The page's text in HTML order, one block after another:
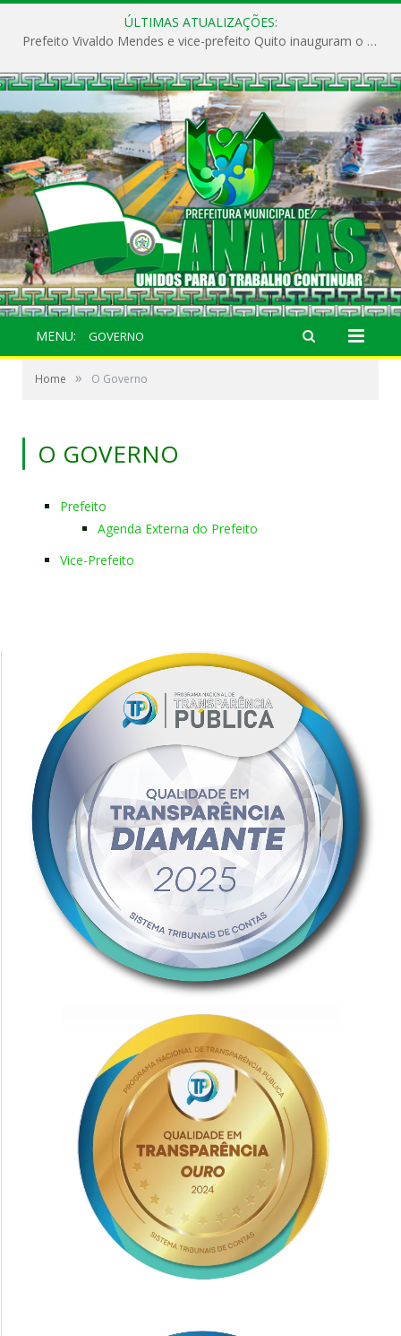
ÚLTIMAS ATUALIZAÇÕES:
Prefeito Vivaldo Mendes e vice-prefeito Quito inauguram o CAPS e fortalecem a saúde pública em Anajás.
MENU: GOVERNO
Home » O Governo
O GOVERNO
Prefeito
Agenda Externa do Prefeito
Vice-Prefeito